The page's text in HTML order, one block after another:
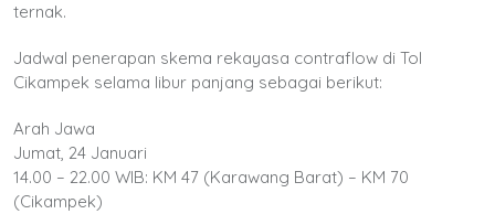
ternak.
Jadwal penerapan skema rekayasa contraflow di Tol
Cikampek selama libur panjang sebagai berikut:
Arah Jawa
Jumat, 24 Januari
14.00 – 22.00 WIB: KM 47 (Karawang Barat) – KM 70
(Cikampek)